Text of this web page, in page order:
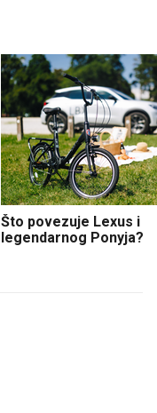
Što povezuje Lexus i
legendarnog Ponyja?